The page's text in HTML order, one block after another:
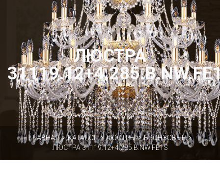
ЛЮСТРА
ГЛАВНАЯ КАТАЛОГ ЛЮСТРЫ
БРОНЗОВЫЕ
ЛЮСТРА 31119.12+4.285.B.NW.FE1S